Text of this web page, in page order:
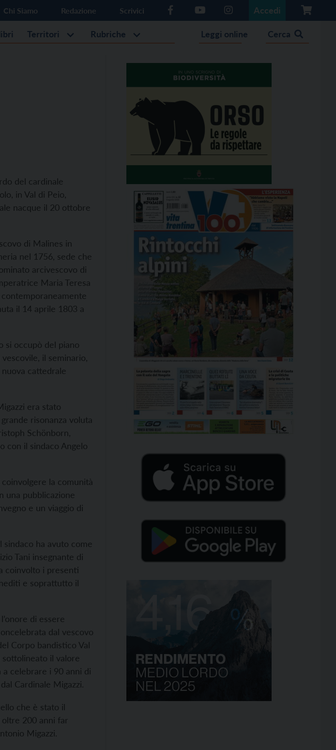
Chi Siamo Redazione Scrivici Accedi
Territori Rubriche Leggi online Cerca
del cardinale
in Val di Peio,
nacque il 20 ottobre
di Malines in
nel 1756, sede che
arcivescovo di
Maria Teresa
il 14 aprile 1803 a
si occupò del piano
il seminario,
cattedrale
era stato
risonanza voluta
Schönborn,
con il sindaco Angelo
la comunità
una pubblicazione
e un viaggio di
ha avuto come
Tani insegnante di
coinvolto i presenti
e soprattutto il
di essere
dal vescovo
Corpo bandistico Val
il valore
a celebrare i 90 anni di
Cardinale Migazzi.
che è stato il
200 anni far
Migazzi.